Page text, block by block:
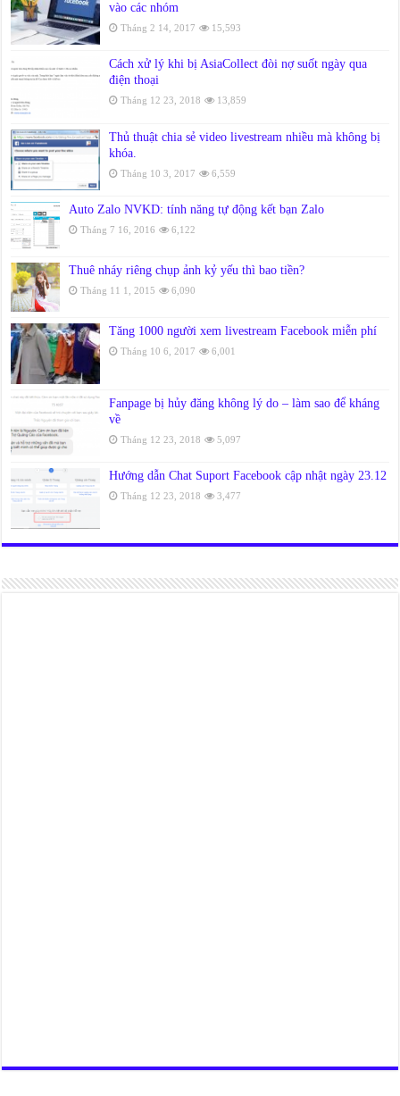
vào các nhóm
Tháng 2 14, 2017 15,593
Cách xử lý khi bị AsiaCollect đòi nợ suốt ngày qua
điện thoại
Tháng 12 23, 2018 13,859
Thủ thuật chia sẻ video livestream nhiều mà không bị
khóa.
Tháng 10 3, 2017 6,559
Auto Zalo NVKD: tính năng tự động kết bạn Zalo
Tháng 7 16, 2016 6,122
Thuê nháy riêng chụp ảnh kỷ yếu thì bao tiền?
Tháng 11 1, 2015 6,090
Tăng 1000 người xem livestream Facebook miễn phí
Tháng 10 6, 2017 6,001
Fanpage bị hủy đăng không lý do – làm sao để kháng
về
Tháng 12 23, 2018 5,097
Hướng dẫn Chat Suport Facebook cập nhật ngày 23.12
Tháng 12 23, 2018 3,477